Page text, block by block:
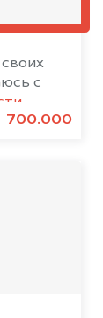
700.000
с